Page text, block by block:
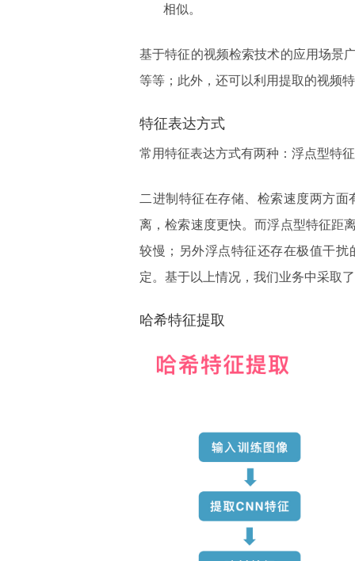
相似。
基于特征的视频检索技术的应用场景
等等；此外，还可以利用提取的视频
特征表达方式
常用特征表达方式有两种：浮点型特
二进制特征在存储、检索速度两方
离，检索速度更快。而浮点型特征距
较慢；另外浮点特征还存在极值干
定。基于以上情况，我们业务中采取
哈希特征提取